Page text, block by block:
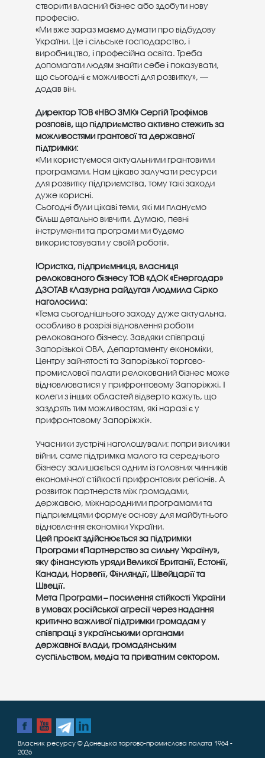
створити власний бізнес або здобути нову
професію.
«Ми вже зараз маємо думати про відбудову
України. Це і сільське господарство, і
виробництво, і професійна освіта. Треба
допомагати людям знайти себе і показувати,
що сьогодні є можливості для розвитку», —
додав він.
Директор ТОВ «НВО ЗМК» Сергій Трофімов
розповів, що підприємство активно стежить за
можливостями грантової та державної
підтримки:
«Ми користуємося актуальними грантовими
програмами. Нам цікаво залучати ресурси
для розвитку підприємства, тому такі заходи
дуже корисні.
Сьогодні були цікаві теми, які ми плануємо
більш детально вивчити. Думаю, певні
інструменти та програми ми будемо
використовувати у своїй роботі».
Юристка, підприємниця, власниця
релокованого бізнесу ТОВ «ДОК «Енергодар»
ДЗОТАВ «Лазурна райдуга» Людмила Сірко
наголосила:
«Тема сьогоднішнього заходу дуже актуальна,
особливо в розрізі відновлення роботи
релокованого бізнесу. Завдяки співпраці
Запорізької ОВА, Департаменту економіки,
Центру зайнятості та Запорізької торгово-
промислової палати релокований бізнес може
відновлюватися у прифронтовому Запоріжжі. І
колеги з інших областей відверто кажуть, що
заздрять тим можливостям, які наразі є у
прифронтовому Запоріжжі».
Учасники зустрічі наголошували: попри виклики
війни, саме підтримка малого та середнього
бізнесу залишається одним із головних чинників
економічної стійкості прифронтових регіонів. А
розвиток партнерств між громадами,
державою, міжнародними програмами та
підприємцями формує основу для майбутнього
відновлення економіки України.
Цей проєкт здійснюється за підтримки
Програми «Партнерство за сильну Україну»,
яку фінансують уряди Великої Британії, Естонії,
Канади, Норвегії, Фінляндії, Швейцарії та
Швеції.
Мета Програми – посилення стійкості України
в умовах російської агресії через надання
критично важливої підтримки громадам у
співпраці з українськими органами
державної влади, громадянським
суспільством, медіа та приватним сектором.
Власник ресурсу © Донецька торгово-промислова палата 1964 -
2026